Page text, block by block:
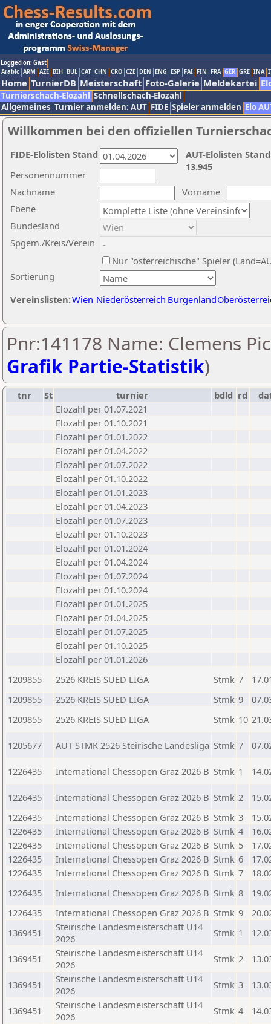
Logged on: Gast
Arabic ARM AZE BIH BUL CAT CHN CRO CZE DEN ENG ESP FAI FIN FRA GER GRE INA
Home TurnierDB Meisterschaft Foto-Galerie Meldekartei
Turnierschach-Elozahl Schnellschach-Elozahl
Allgemeines Turnier anmelden: AUT FIDE Spieler anmelden Elo
Willkommen bei den offiziellen
Nachname
Vorname
Ebene
Sortierung
Personennummer
Bundesland
Spgem./Kreis/Verein
Nur "österreichische" Spieler
Vereinslisten:Wien Niederösterreich Burgenland
AUT-Elolisten
13.945
FIDE-Elolisten Stand
Pnr:141178 Name: Clemens
Grafik Partie-Statistik)
tnr St turnier bdld rd
Elozahl per 01.07.2021
Elozahl per 01.10.2021
Elozahl per 01.01.2022
Elozahl per 01.04.2022
Elozahl per 01.07.2022
Elozahl per 01.10.2022
Elozahl per 01.01.2023
Elozahl per 01.04.2023
Elozahl per 01.07.2023
Elozahl per 01.10.2023
Elozahl per 01.01.2024
Elozahl per 01.04.2024
Elozahl per 01.07.2024
Elozahl per 01.10.2024
Elozahl per 01.01.2025
Elozahl per 01.04.2025
Elozahl per 01.07.2025
Elozahl per 01.10.2025
Elozahl per 01.01.2026
1209855
2526 KREIS SUED LIGA Stmk 7
1209855
2526 KREIS SUED LIGA Stmk 9
1209855
2526 KREIS SUED LIGA Stmk 10
1205677 AUT STMK 2526 Steirische Landesliga Stmk 7
1226435 International Chessopen Graz 2026 B Stmk 1
1226435 International Chessopen Graz 2026 B Stmk 2
1226435
International Chessopen Graz 2026 B Stmk 3
1226435
International Chessopen Graz 2026 B Stmk 4
1226435
International Chessopen Graz 2026 B Stmk 5
1226435
International Chessopen Graz 2026 B Stmk 6
1226435
International Chessopen Graz 2026 B Stmk 7
1226435
International Chessopen Graz 2026 B Stmk 8
1226435
International Chessopen Graz 2026 B Stmk 9
1369451
Steirische Landesmeisterschaft U14
2026
Stmk 1
1369451
Steirische Landesmeisterschaft U14
2026
Stmk 2
1369451
Steirische Landesmeisterschaft U14
2026
Stmk 3
1369451
Steirische Landesmeisterschaft U14
2026
Stmk 4